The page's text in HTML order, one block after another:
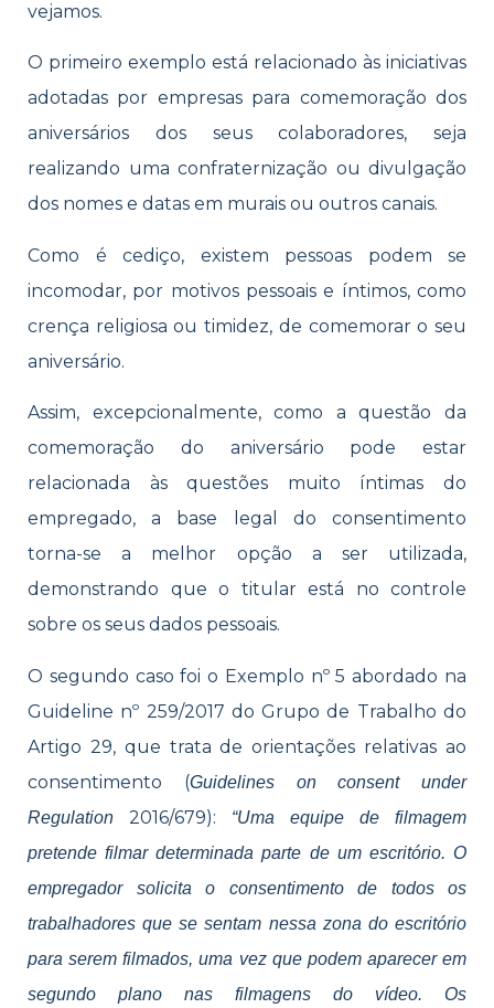
vejamos.
O primeiro exemplo está relacionado às iniciativas
adotadas por empresas para comemoração dos
aniversários dos seus colaboradores, seja
realizando uma confraternização ou divulgação
dos nomes e datas em murais ou outros canais.
Como é cediço, existem pessoas podem se
incomodar, por motivos pessoais e íntimos, como
crença religiosa ou timidez, de comemorar o seu
aniversário.
Assim, excepcionalmente, como a questão da
comemoração do aniversário pode estar
relacionada às questões muito íntimas do
empregado, a base legal do consentimento
torna-se a melhor opção a ser utilizada,
demonstrando que o titular está no controle
sobre os seus dados pessoais.
O segundo caso foi o Exemplo nº 5 abordado na
Guideline nº 259/2017 do Grupo de Trabalho do
Artigo 29, que trata de orientações relativas ao
consentimento (Guidelines on consent under
Regulation 2016/679):
“Uma equipe de filmagem
pretende filmar determinada parte de um escritório. O
empregador solicita o consentimento de todos os
trabalhadores que se sentam nessa zona do escritório
para serem filmados, uma vez que podem aparecer em
segundo plano nas filmagens do vídeo. Os